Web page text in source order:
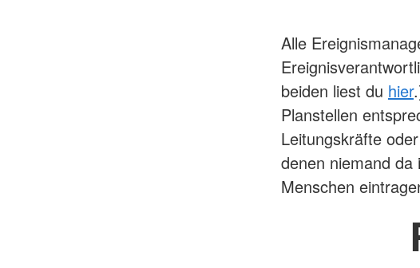
Alle
beiden liest du hier
Planstellen
Leitungskräfte
denen niemand
Menschen